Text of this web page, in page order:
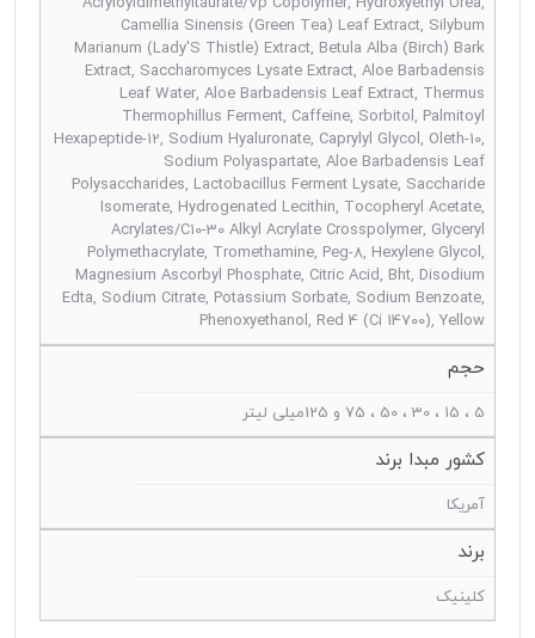
Camellia Sinensis (Green Tea) Leaf Extract, Silybum
Marianum (Lady'S Thistle) Extract, Betula Alba (Birch) Bark
Extract, Saccharomyces Lysate Extract, Aloe Barbadensis
Leaf Water, Aloe Barbadensis Leaf Extract, Thermus
Thermophillus Ferment, Caffeine, Sorbitol, Palmitoyl
Hexapeptide-12, Sodium Hyaluronate, Caprylyl Glycol, Oleth-10,
Sodium Polyaspartate, Aloe Barbadensis Leaf
Polysaccharides, Lactobacillus Ferment Lysate, Saccharide
Isomerate, Hydrogenated Lecithin, Tocopheryl Acetate,
Acrylates/C10-30 Alkyl Acrylate Crosspolymer, Glyceryl
Polymethacrylate, Tromethamine, Peg-8, Hexylene Glycol,
Magnesium Ascorbyl Phosphate, Citric Acid, Bht, Disodium
Edta, Sodium Citrate, Potassium Sorbate, Sodium Benzoate,
Phenoxyethanol, Red 4 (Ci 14700), Yellow
حجم
5 ، 15 ، 30 ، 50 ، 75 و 125میلی لیتر
کشور مبدا برند
آمریکا
برند
کلینیک